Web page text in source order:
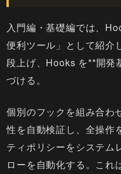
入門編・基礎編では、
便利ツール」として紹介
段上げ、Hooks を**開発
づける。
個別のフックを組み合わ
性を自動検証し、全操作
ティポリシーをシステム
ローを自動化する。これ